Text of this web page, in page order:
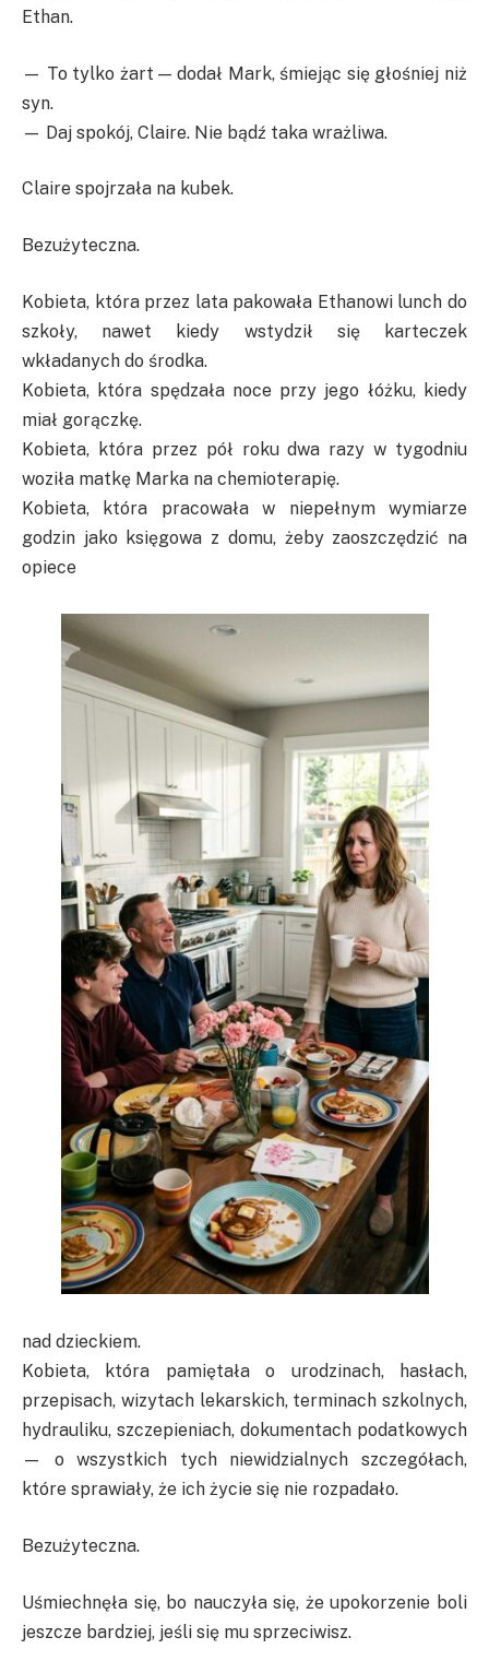
Ethan.
— To tylko żart — dodał Mark, śmiejąc się głośniej niż
syn.
— Daj spokój, Claire. Nie bądź taka wrażliwa.
Claire spojrzała na kubek.
Bezużyteczna.
Kobieta, która przez lata pakowała Ethanowi lunch do
szkoły, nawet kiedy wstydził się karteczek
wkładanych do środka.
Kobieta, która spędzała noce przy jego łóżku, kiedy
miał gorączkę.
Kobieta, która przez pół roku dwa razy w tygodniu
woziła matkę Marka na chemioterapię.
Kobieta, która pracowała w niepełnym wymiarze
godzin jako księgowa z domu, żeby zaoszczędzić na
opiece
nad dzieckiem.
Kobieta, która pamiętała o urodzinach, hasłach,
przepisach, wizytach lekarskich, terminach szkolnych,
hydrauliku, szczepieniach, dokumentach podatkowych
— o wszystkich tych niewidzialnych szczegółach,
które sprawiały, że ich życie się nie rozpadało.
Bezużyteczna.
Uśmiechnęła się, bo nauczyła się, że upokorzenie boli
jeszcze bardziej, jeśli się mu sprzeciwisz.